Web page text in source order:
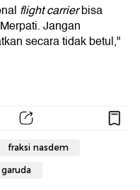
flight carrierbisa
Jangan
secara tidak betul,"
fraksi nasdem